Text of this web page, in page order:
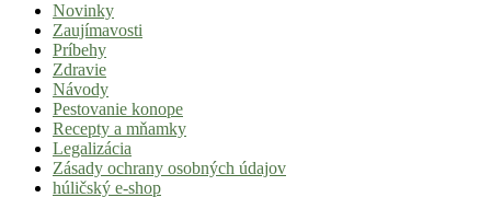
Tvoj
sprievodca
svetom
pohody
stoner
Novinky
Zaujímavosti
Príbehy
Zdravie
Návody
Pestovanie konope
Recepty a mňamky
Legalizácia
Zásady ochrany osobných údajov
húličský e-shop